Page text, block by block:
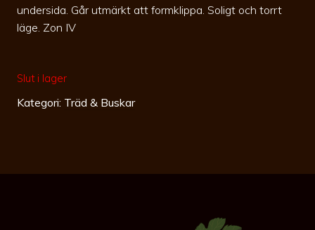
undersida. Går utmärkt att formklippa. Soligt och torrt
läge. Zon IV
Slut i lager
Kategori: Träd & Buskar